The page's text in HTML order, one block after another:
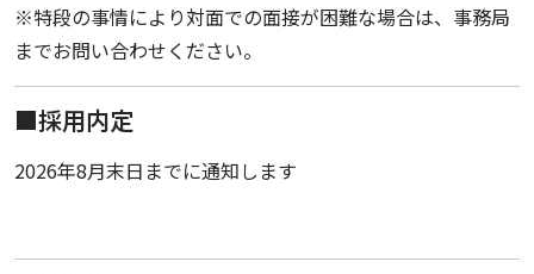
※特段の事情により対面での面接が困難な場合は、事務局
までお問い合わせください。
■採用内定
2026年8月末日までに通知します